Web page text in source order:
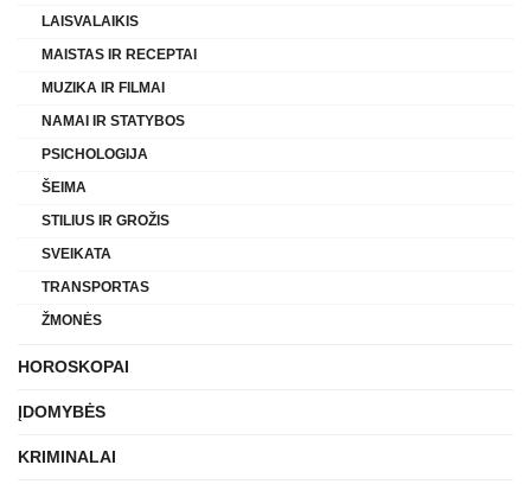
LAISVALAIKIS
MAISTAS IR RECEPTAI
MUZIKA IR FILMAI
NAMAI IR STATYBOS
PSICHOLOGIJA
ŠEIMA
STILIUS IR GROŽIS
SVEIKATA
TRANSPORTAS
ŽMONĖS
HOROSKOPAI
ĮDOMYBĖS
KRIMINALAI